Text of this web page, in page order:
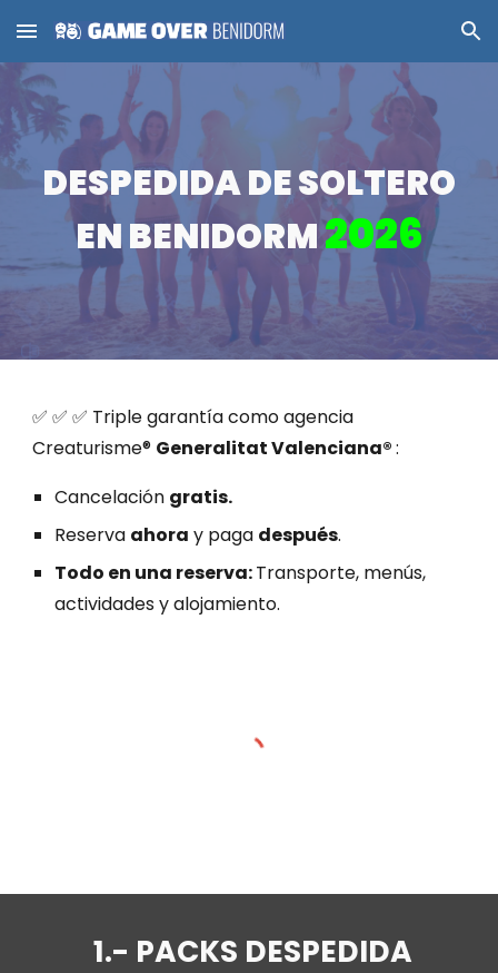
Skip to main content Skip to navigation
DESPEDIDA DE SOLTERO
EN BENIDORM2026
✅ ✅ ✅ Triple garantía como agencia
Creaturisme® Generalitat Valenciana®:
Cancelación gratis.
Reserva ahora y paga después.
Todo en una reserva:Transporte, menús,
actividades y alojamiento.
1.- PACKS DESPEDIDA